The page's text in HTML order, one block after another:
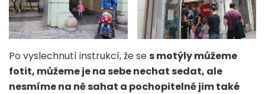
Po vyslechnutí instrukcí, že ses motýly můžeme
fotit, můžeme je na sebe nechat sedat, ale
nesmíme na ně sahat a pochopitelně jim také